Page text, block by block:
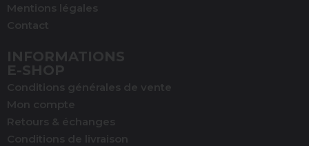
Mentions légales
Contact
INFORMATIONS
E-SHOP
Conditions générales de vente
Mon compte
Retours & échanges
Conditions de livraison